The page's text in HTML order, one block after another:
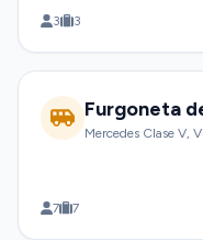
3 3
Furgoneta
Mercedes Clase V,
7 7